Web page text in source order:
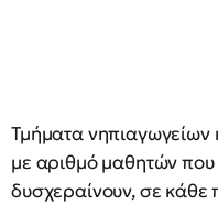
Τμήματα νηπιαγωγείων
με αριθμό μαθητών που
δυσχεραίνουν, σε κάθε